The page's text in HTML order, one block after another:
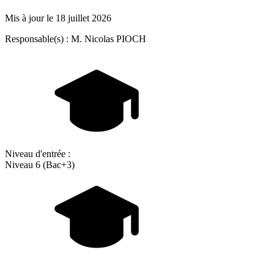
Mis à jour le 18 juillet 2026
Responsable(s) : M. Nicolas PIOCH
Niveau d'entrée :
Niveau 6 (Bac+3)